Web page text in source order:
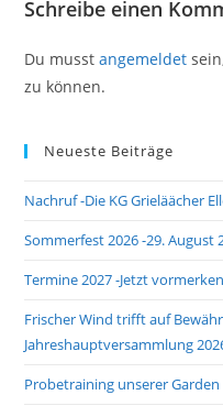
Schreibe einen
Du musstangemeldet
zu können.
Neueste Beiträge
Nachruf -Die KG Grieläächer
Sommerfest 2026 -29. August
Termine 2027 -Jetzt vormerken
Frischer Wind trifft auf
Jahreshauptversammlung
Probetraining unserer Garden